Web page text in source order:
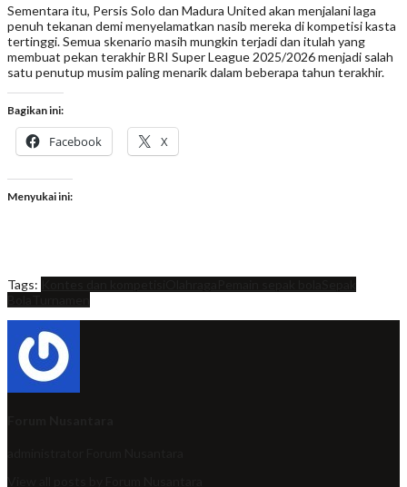
Sementara itu, Persis Solo dan Madura United akan menjalani laga
penuh tekanan demi menyelamatkan nasib mereka di kompetisi kasta
tertinggi. Semua skenario masih mungkin terjadi dan itulah yang
membuat pekan terakhir BRI Super League 2025/2026 menjadi salah
satu penutup musim paling menarik dalam beberapa tahun terakhir.
Bagikan ini:
Facebook X
Menyukai ini:
Tags: